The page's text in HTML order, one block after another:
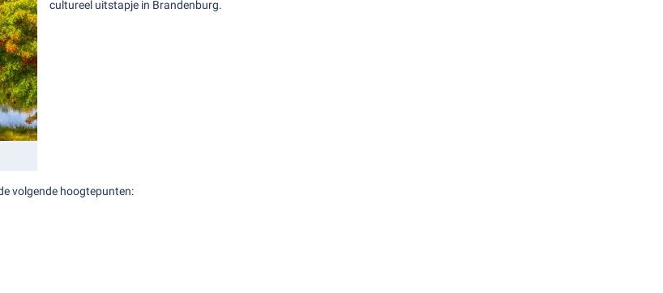
cultureel uitstapje in Brandenburg.
volgende hoogtepunten: